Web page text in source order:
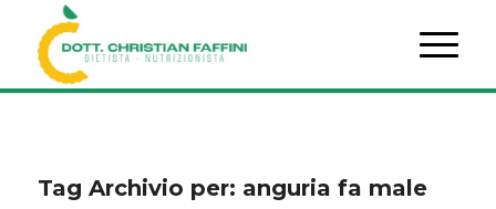
Tag Archivio per: anguria fa male